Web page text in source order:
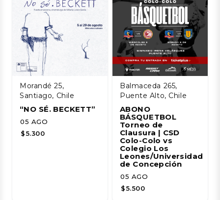
Morandé 25,
Santiago, Chile
“NO SÉ. BECKETT”
05 AGO
$5.300
Balmaceda 265,
Puente Alto, Chile
ABONO
BÁSQUETBOL
Torneo de
Clausura | CSD
Colo-Colo vs
Colegio Los
Leones/Universidad
de Concepción
05 AGO
$5.500